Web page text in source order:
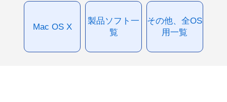
Mac OS X
製品ソフト一
覧
その他、全OS
用一覧